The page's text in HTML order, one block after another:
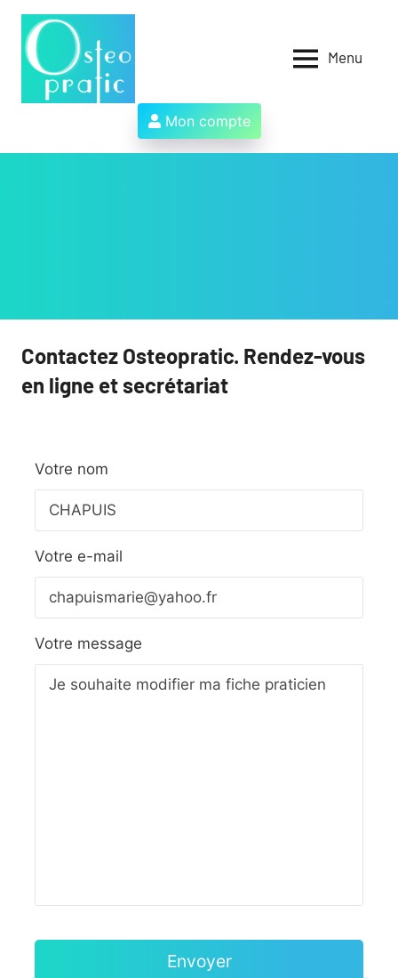
Aller
contenu
des
ostéopathes
et
Menu
Mon compte
Contactez Osteopratic. Rendez-vous
en ligne et secrétariat
Votre nom
Votre e-mail
Votre message